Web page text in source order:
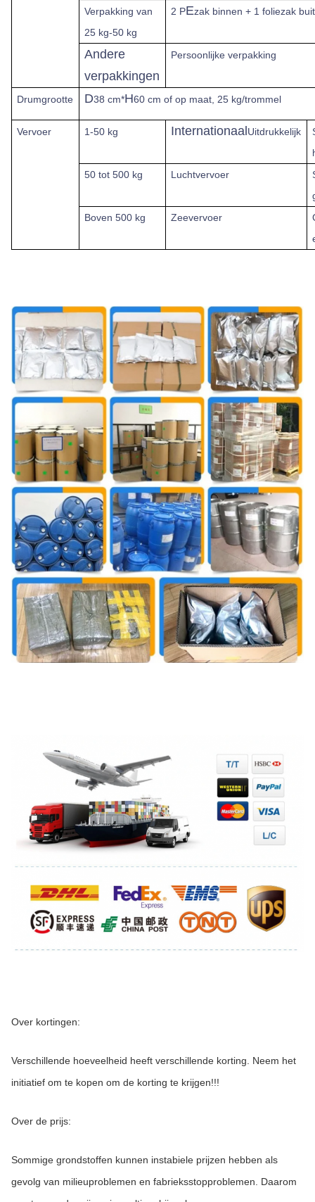
Verpakking van
25 kg-50 kg
2 PEzak binnen + 1 foliezak
Andere
verpakkingen
Persoonlijke verpakking
Drumgrootte D38 cm*H60 cm of op maat, 25 kg/trommel
Vervoer 1-50 kg Internationaal Uitdrukkelijk
50 tot 500 kg
Luchtvervoer
Boven 500 kg Zeevervoer
Over kortingen:
Verschillende hoeveelheid heeft verschillende korting. Neem het
initiatief om te kopen om de korting te krijgen!!!
Over de prijs:
Sommige grondstoffen kunnen instabiele prijzen hebben als
gevolg van milieuproblemen en fabrieksstopproblemen. Daarom